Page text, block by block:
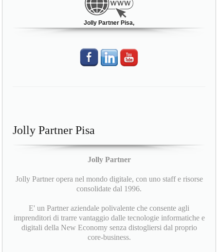
Jolly Partner Pisa,
Jolly Partner Pisa
Jolly Partner
Jolly Partner opera nel mondo digitale, con uno staff e risorse
consolidate dal 1996.
E' un Partner aziendale polivalente che consente agli
imprenditori di trarre vantaggio dalle tecnologie informatiche e
digitali della New Economy senza distogliersi dal proprio
core-business.